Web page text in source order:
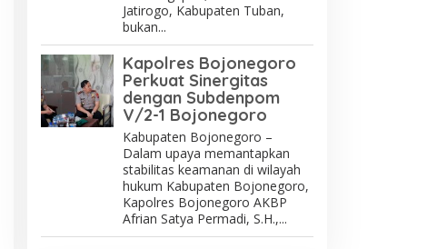
Jatirogo, Kabupaten Tuban,
bukan...
Kapolres Bojonegoro
Perkuat Sinergitas
dengan Subdenpom
V/2-1 Bojonegoro
Kabupaten Bojonegoro –
Dalam upaya memantapkan
stabilitas keamanan di wilayah
hukum Kabupaten Bojonegoro,
Kapolres Bojonegoro AKBP
Afrian Satya Permadi, S.H.,...